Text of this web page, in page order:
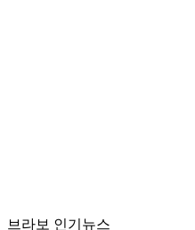
브라보 인기뉴스